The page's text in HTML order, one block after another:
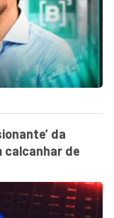
da
calcanhar de